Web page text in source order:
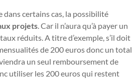
dans certains cas, la possibilité
projets. Car il n’aura qu’à payer un
réduits. A titre d’exemple, s’il doit
de 200 euros donc un total
un seul remboursement de
utiliser les 200 euros qui restent